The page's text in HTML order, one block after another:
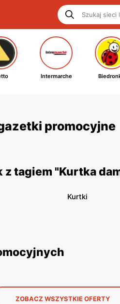
Intermarche
promocyjne
tagiem "Kurtka
Kurtki
ZOBACZ WSZYSTKIE OFERTY